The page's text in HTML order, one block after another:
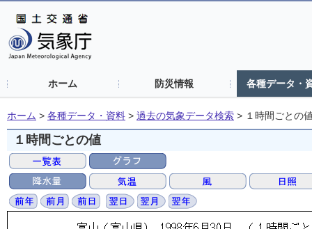
ホーム 防災情報 各種データ・
ホーム > 各種データ・資料 > 過去の気象データ検索 > １時間ごとの
１時間ごとの値